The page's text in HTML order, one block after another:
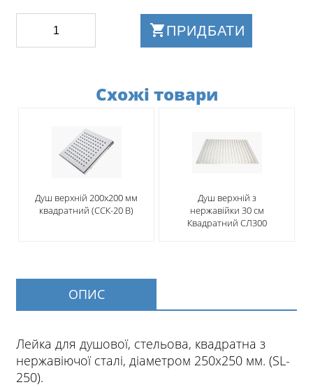
ПРИДБАТИ
Схожі товари
Душ верхній 200х200 мм
квадратний (ССК-20 В)
Душ верхній з
нержавійки 30 см
Квадратний СЛ300
ОПИС
Лейка для душової, стельова, квадратна з
нержавіючої сталі, діаметром 250х250 мм. (SL-
250).